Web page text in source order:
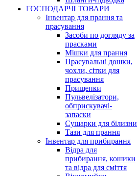
ГОСПОДАРЧІ ТОВАРИ
Інвентар для прання та
прасування
Засоби по догляду за
прасками
Мішки для прання
Прасувальні дошки,
чохли, сітки для
прасування
Прищепки
Пульвелізатори,
обприскувачі-
запаски
Сушарки для білизни
Тази для прання
Інвентар для прибирання
Відра для
прибирання, кошики
та відра для сміття